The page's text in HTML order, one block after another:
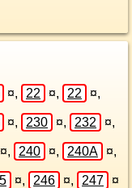
¤, 22 ¤, 22 ¤,
¤, 230 ¤, 232 ¤,
¤, 240 ¤, 240A ¤,
¤, 246 ¤, 247 ¤